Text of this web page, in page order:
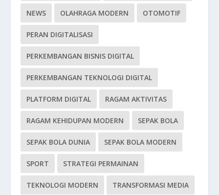
NEWS OLAHRAGA MODERN OTOMOTIF
PERAN DIGITALISASI
PERKEMBANGAN BISNIS DIGITAL
PERKEMBANGAN TEKNOLOGI DIGITAL
PLATFORM DIGITAL RAGAM AKTIVITAS
RAGAM KEHIDUPAN MODERN SEPAK BOLA
SEPAK BOLA DUNIA SEPAK BOLA MODERN
SPORT STRATEGI PERMAINAN
TEKNOLOGI MODERN TRANSFORMASI MEDIA